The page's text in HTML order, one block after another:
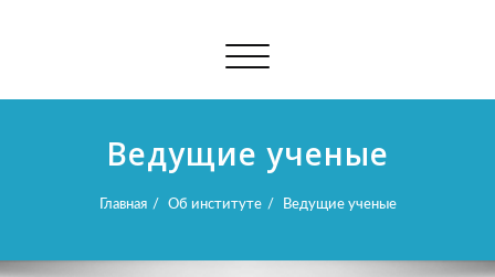
Показать/
навигацию
Ведущие ученые
Главная Об институте Ведущие ученые